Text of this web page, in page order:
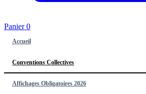
Panier0
Accueil
Conventions Collectives
Affichages Obligatoires 2026